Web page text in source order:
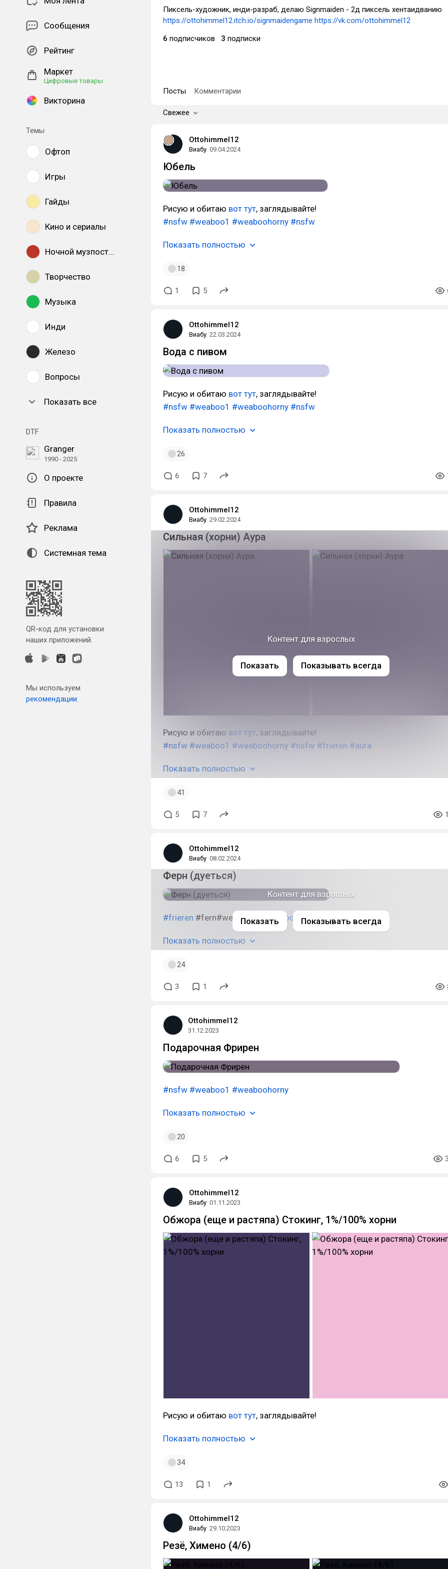
Сообщения
Рейтинг
Маркет
Цифровые товары
Викторина
Темы
Офтоп
Игры
Гайды
Кино и сериалы
Ночной музпостинг
Творчество
Музыка
Инди
Железо
Вопросы
Показать все
DTF
Granger
1990 - 2025
О проекте
Правила
Реклама
Системная тема
QR-код для установки
наших приложений.
Мы используем
рекомендации.
Пиксель-художник, инди-разраб, делаю Signmaiden - 2д пиксель хентаидванию
https://ottohimmel12.itch.io/signmaidengame https://vk.com/ottohimmel12
6 подписчиков 3 подписки
Посты Комментарии
Свежее
Ottohimmel12
Виабу 09.04.2024
Юбель
Рисую и обитаю вот тут, заглядывайте!
#nsfw #weaboo1 #weaboohorny #nsfw
Показать полностью
18
1 5
Ottohimmel12
Виабу 22.03.2024
Вода с пивом
Рисую и обитаю вот тут, заглядывайте!
#nsfw #weaboo1 #weaboohorny #nsfw
Показать полностью
26
6 7
Ottohimmel12
Виабу 29.02.2024
Сильная (хорни) Аура
Рисую и обитаю вот тут, заглядывайте!
#nsfw #weaboo1 #weaboohorny #nsfw #frieren #aura
Показать полностью
Контент для взрослых
Показать Показывать всегда
41
5 7
Ottohimmel12
Виабу 08.02.2024
Ферн (дуеться)
#frieren #fern#weaboo1#weabooarts
Показать полностью
Контент для взрослых
Показать Показывать всегда
24
3 1
Ottohimmel12
31.12.2023
Подарочная Фрирен
#nsfw #weaboo1 #weaboohorny
Показать полностью
20
6 5
Ottohimmel12
Виабу 01.11.2023
Обжора (еще и растяпа) Стокинг, 1%/100% хорни
Рисую и обитаю вот тут, заглядывайте!
Показать полностью
34
13 1
Ottohimmel12
Виабу 29.10.2023
Резё, Химено (4/6)